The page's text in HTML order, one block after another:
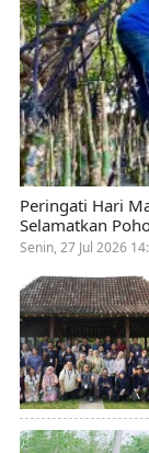
Peringati Hari
Selamatkan
Senin, 27 Jul 2026